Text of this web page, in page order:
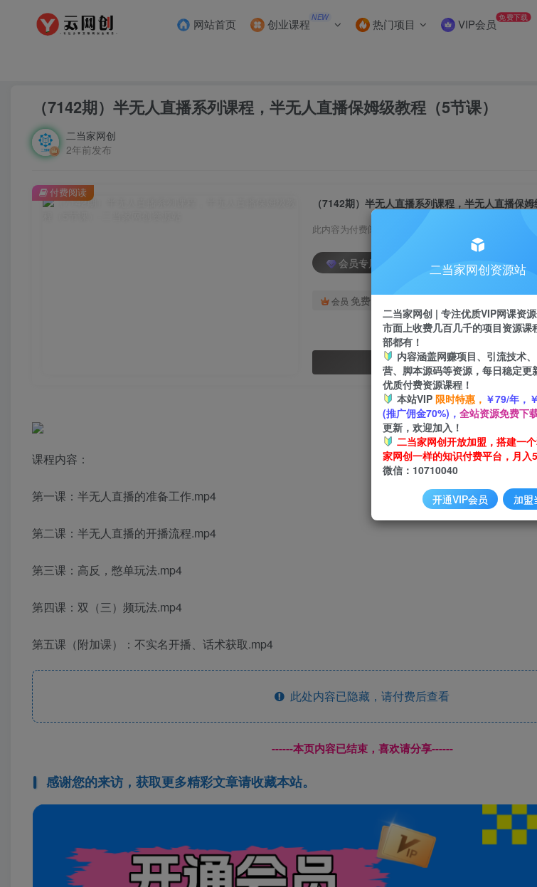
网站首页 创业课程 NEW 热门项目 VIP会员 免费下载
（7142期）半无人直播系列课程，半无人直播保姆级教程（5节课）
二当家网创
2年前发布
（7142期）半无人直播系列课程，半无人直播保姆
此内容为付费阅读，请付费后查看
会员专属资源
会员 免费
开通会员
付费阅读
课程内容：
第一课：半无人直播的准备工作.mp4
第二课：半无人直播的开播流程.mp4
第三课：高反，憋单玩法.mp4
第四课：双（三）频玩法.mp4
第五课（附加课）：不实名开播、话术获取.mp4
此处内容已隐藏，请付费后查看
------本页内容已结束，喜欢请分享------
感谢您的来访，获取更多精彩文章请收藏本站。
二当家网创资源站
二当家网创 | 专注优质VIP网课资源
市面上收费几百几千的项目资源课
部都有！
内容涵盖网赚项目、引流技术
营、脚本源码等资源，每日稳定更
优质付费资源课程！
本站VIP 限时特惠， ￥79/年，
(推广佣金70%)， 全站资源免费下
更新，欢迎加入！
二当家网创开放加盟，搭建一
家网创一样的知识付费平台，月入
微信：10710040
开通VIP会员 加盟